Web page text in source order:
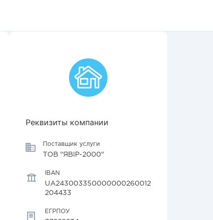
Реквизиты компании
Поставщик услуги
ТОВ "ЯВІР-2000"
IBAN
UA243003350000000260012
204433
ЕГРПОУ